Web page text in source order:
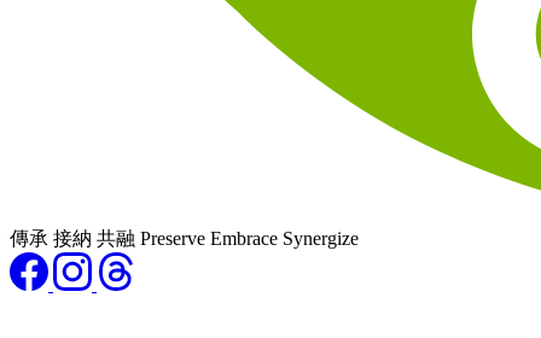
傳承 接納 共融 Preserve Embrace Synergize